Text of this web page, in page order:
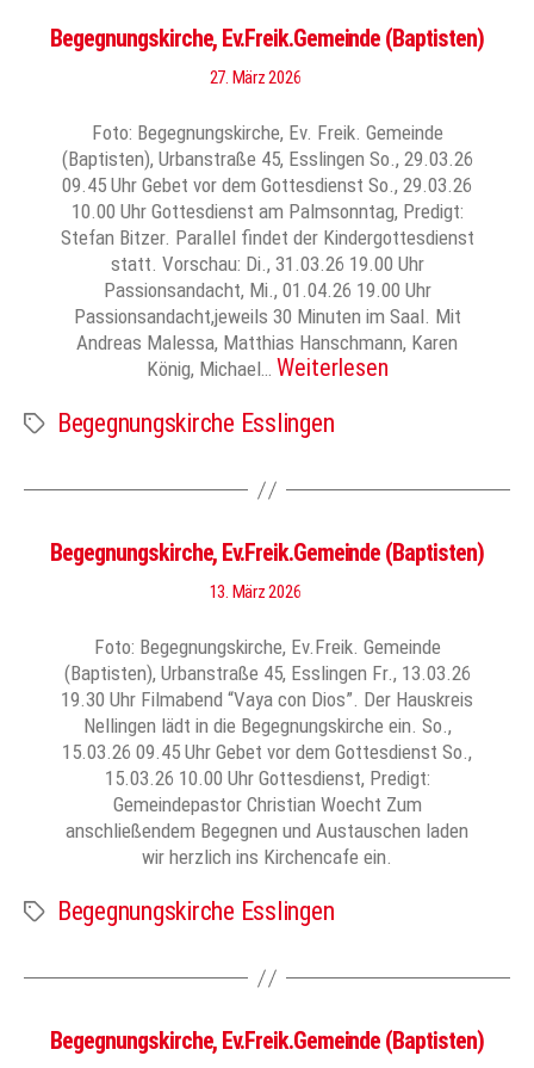
Begegnungskirche, Ev.Freik.Gemeinde (Baptisten)
27. März 2026
Foto: Begegnungskirche, Ev. Freik. Gemeinde
(Baptisten), Urbanstraße 45, Esslingen So., 29.03.26
09.45 Uhr Gebet vor dem Gottesdienst So., 29.03.26
10.00 Uhr Gottesdienst am Palmsonntag, Predigt:
Stefan Bitzer. Parallel findet der Kindergottesdienst
statt. Vorschau: Di., 31.03.26 19.00 Uhr
Passionsandacht, Mi., 01.04.26 19.00 Uhr
Passionsandacht,jeweils 30 Minuten im Saal. Mit
Andreas Malessa, Matthias Hanschmann, Karen
König, Michael… Weiterlesen
Schlagwörter
Begegnungskirche Esslingen
Begegnungskirche, Ev.Freik.Gemeinde (Baptisten)
13. März 2026
Foto: Begegnungskirche, Ev.Freik. Gemeinde
(Baptisten), Urbanstraße 45, Esslingen Fr., 13.03.26
19.30 Uhr Filmabend “Vaya con Dios”. Der Hauskreis
Nellingen lädt in die Begegnungskirche ein. So.,
15.03.26 09.45 Uhr Gebet vor dem Gottesdienst So.,
15.03.26 10.00 Uhr Gottesdienst, Predigt:
Gemeindepastor Christian Woecht Zum
anschließendem Begegnen und Austauschen laden
wir herzlich ins Kirchencafe ein.
Schlagwörter
Begegnungskirche Esslingen
Begegnungskirche, Ev.Freik.Gemeinde (Baptisten)